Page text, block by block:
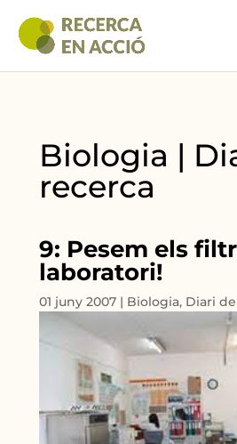
Biologia |
recerca
9: Pesem els
laboratori!
01 juny 2007 | Biologia, Diari